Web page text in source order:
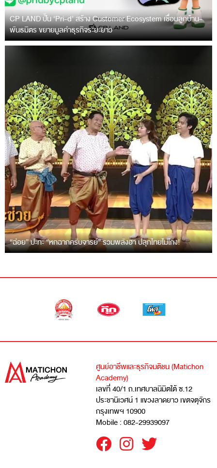
CP LAND ปั้น ‘Pri-d’ สร้าง Customer Ecosystem เชื่อมลูกบ้าน-
พันธมิตร ขยายมูลค่าธุรกิจระยะยาว
“ฉ่อย” ปะทะ “หกฉากครับจารย์” รวมพลังฮา ปลุกไทยไม่โกง!
ศูนย์อาชีพและธุรกิจมติชน (Matichon
Academy)
เลขที่ 40/1 ถ.เทศบาลนิมิตใต้ ซ.12
ประชานิเวศน์ 1 แขวงลาดยาว เขตจตุจักร
กรุงเทพฯ 10900
Mobile : 082-29939097